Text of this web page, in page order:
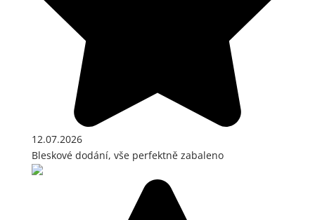
12.07.2026
Bleskové dodání, vše perfektně zabaleno